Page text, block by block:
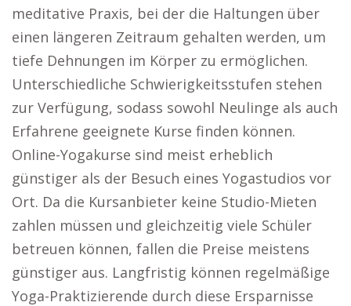
meditative Praxis, bei der die Haltungen über
einen längeren Zeitraum gehalten werden, um
tiefe Dehnungen im Körper zu ermöglichen.
Unterschiedliche Schwierigkeitsstufen stehen
zur Verfügung, sodass sowohl Neulinge als auch
Erfahrene geeignete Kurse finden können.
Online-Yogakurse sind meist erheblich
günstiger als der Besuch eines Yogastudios vor
Ort. Da die Kursanbieter keine Studio-Mieten
zahlen müssen und gleichzeitig viele Schüler
betreuen können, fallen die Preise meistens
günstiger aus. Langfristig können regelmäßige
Yoga-Praktizierende durch diese Ersparnisse